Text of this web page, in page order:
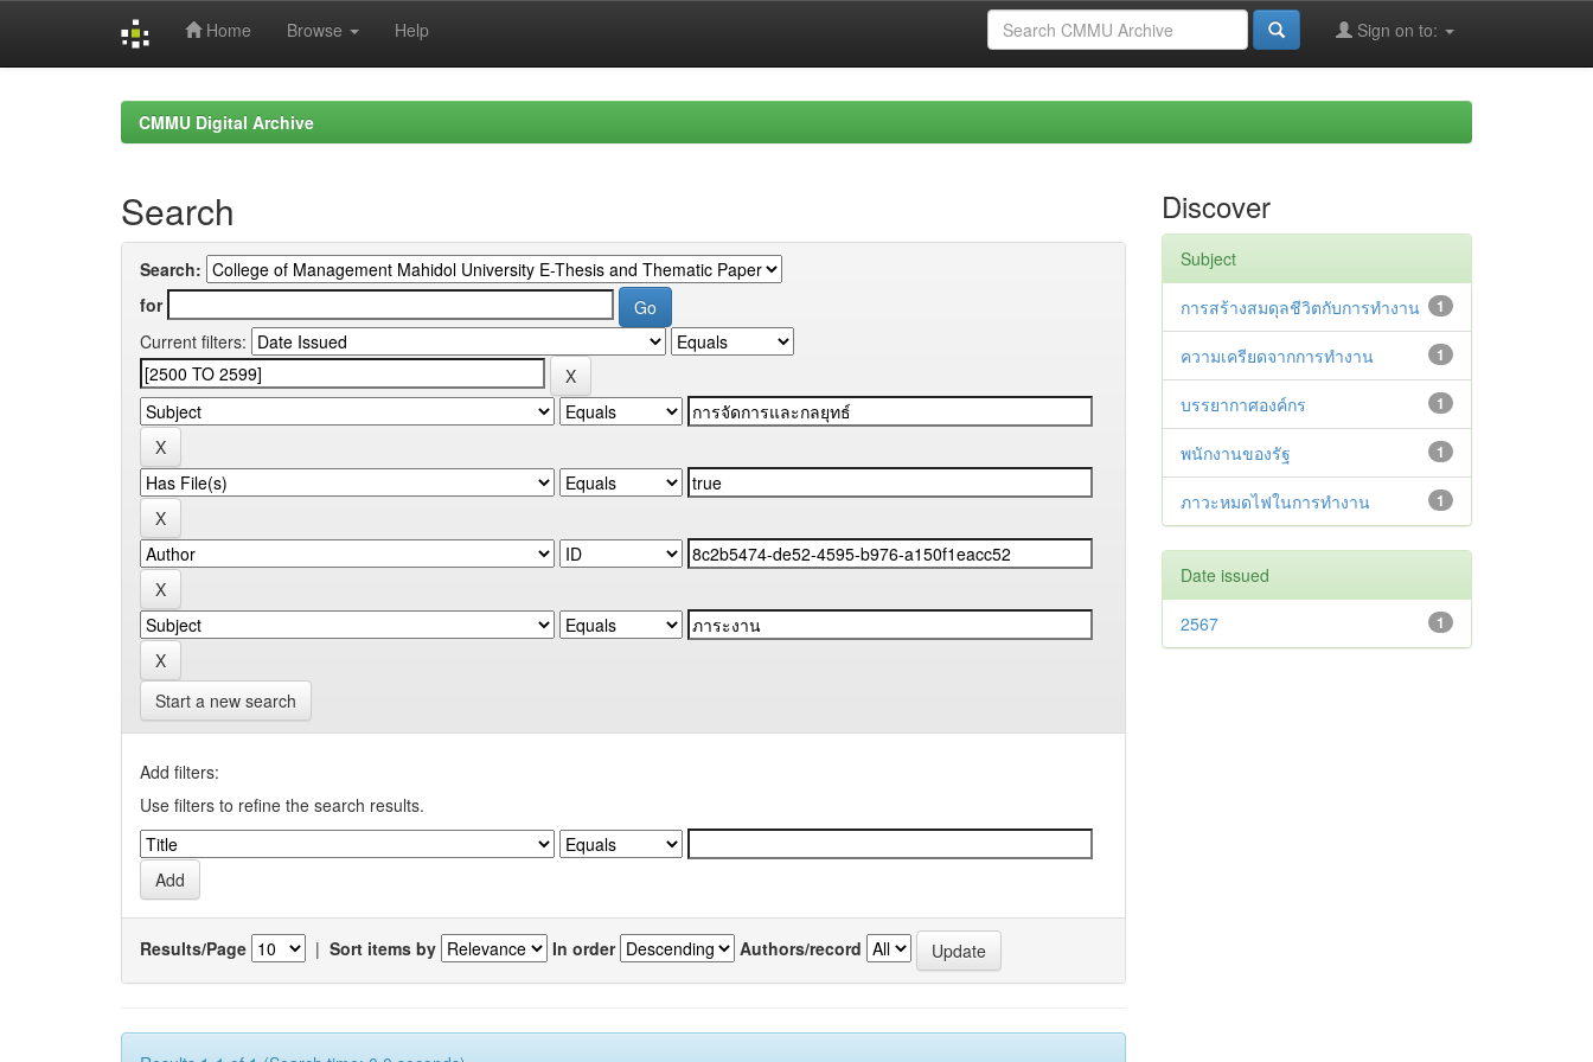
Home Browse Help Sign on to:
CMMU Digital Archive
Search
Search:
for
Current filters:
Start a new search
Add filters:
Use filters to refine the search results.
Results/Page | Sort items by In order Authors/record
Discover
Subject
1
การสร้างสมดุลชีวิตกับการทำงาน
1
ความเครียดจากการทำงาน
1
บรรยากาศองค์กร
1
พนักงานของรัฐ
1
ภาวะหมดไฟในการทำงาน
Date issued
1
2567